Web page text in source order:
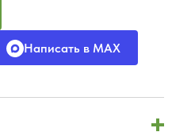
Написать в MAX